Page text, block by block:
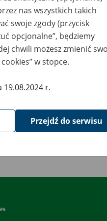
serwisowych 17 kwietnia
aplikacji mobilnych
nas wszystkich takich
swoje zgody (przycisk
opcjonalne”, będziemy
chwili możesz zmienić
w stopce.
r.
Przejdź do serwisu